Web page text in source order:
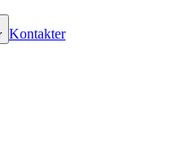
Kontakter